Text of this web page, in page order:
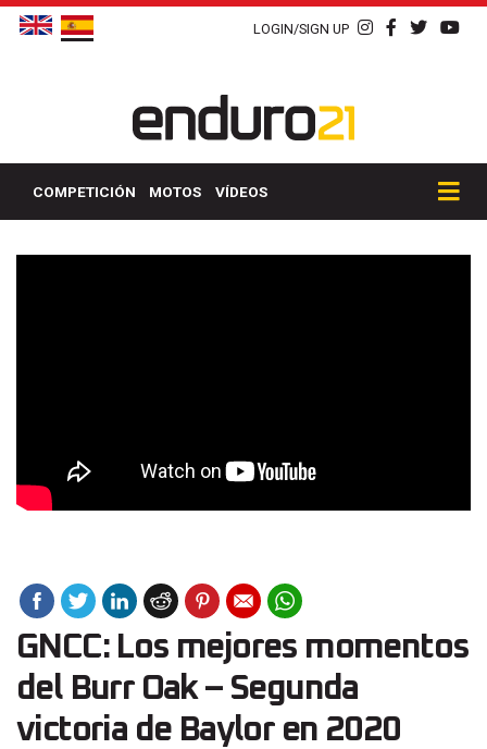
LOGIN/SIGN UP
COMPETICIÓN MOTOS VÍDEOS
GNCC: Los mejores momentos
del Burr Oak – Segunda
victoria de Baylor en 2020